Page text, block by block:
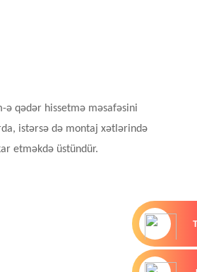
ə qədər hissetmə məsafəsini
istərsə də montaj xətlərində
etməkdə üstündür.